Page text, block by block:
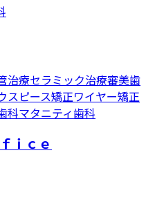
治療セラミック治療審美歯
スピース矯正ワイヤー矯正
科マタニティ歯科
ｉｃｅ